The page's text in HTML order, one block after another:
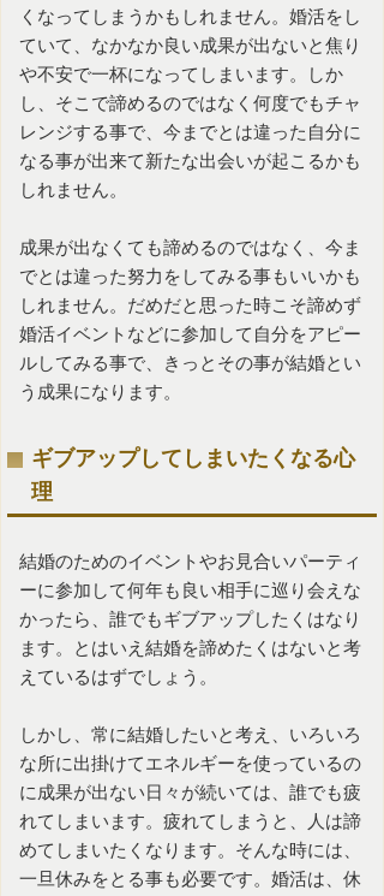
くなってしまうかもしれません。 婚活をし
ていて、なかなか良い成果が出ないと焦り
や不安で一杯になってしまいます。しか
し、そこで諦めるのではなく何度でもチャ
レンジする事で、今までとは違った自分に
なる事が出来て新たな出会いが起こるかも
しれません。
成果が出なくても諦めるのではなく、今ま
でとは違った努力をしてみる事もいいかも
しれません。だめだと思った時こそ諦めず
婚活イベントなどに参加して自分をアピー
ルしてみる事で、きっとその事が結婚とい
う成果になります。
ギブアップしてしまいたくなる心
理
結婚のためのイベントやお見合いパーティ
ーに参加して何年も良い相手に巡り会えな
かったら、誰でもギブアップしたくはなり
ます。とはいえ結婚を諦めたくはないと考
えているはずでしょう。
しかし、常に結婚したいと考え、いろいろ
な所に出掛けてエネルギーを使っているの
に成果が出ない日々が続いては、誰でも疲
れてしまいます。疲れてしまうと、人は諦
めてしまいたくなります。そんな時には、
一旦休みをとる事も必要です。婚活は、休